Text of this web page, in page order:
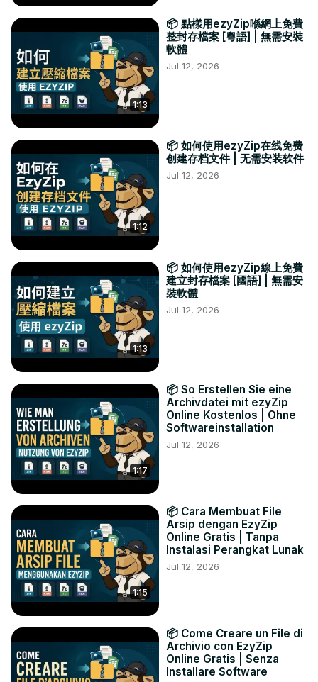
1:13
📦 點樣用ezyZip喺網上免費
整封存檔案 [粵語] | 無需安裝
軟體
Jul 12, 2026
1:12
📦 如何使用ezyZip在线免费
创建存档文件 | 无需安装软件
Jul 12, 2026
1:13
📦 如何使用ezyZip線上免費
建立封存檔案 [國語] | 無需安
裝軟體
Jul 12, 2026
1:17
📦 So Erstellen Sie eine
Archivdatei mit ezyZip
Online Kostenlos | Ohne
Softwareinstallation
Jul 12, 2026
1:15
📦 Cara Membuat File
Arsip dengan EzyZip
Online Gratis | Tanpa
Instalasi Perangkat Lunak
Jul 12, 2026
📦 Come Creare un File di
Archivio con EzyZip
Online Gratis | Senza
Installare Software